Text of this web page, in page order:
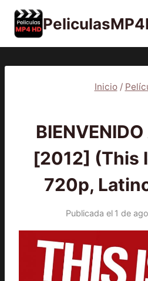
Saltar
contenido
Inicio /
[2012] (This
720p,
Publicada el 1 de